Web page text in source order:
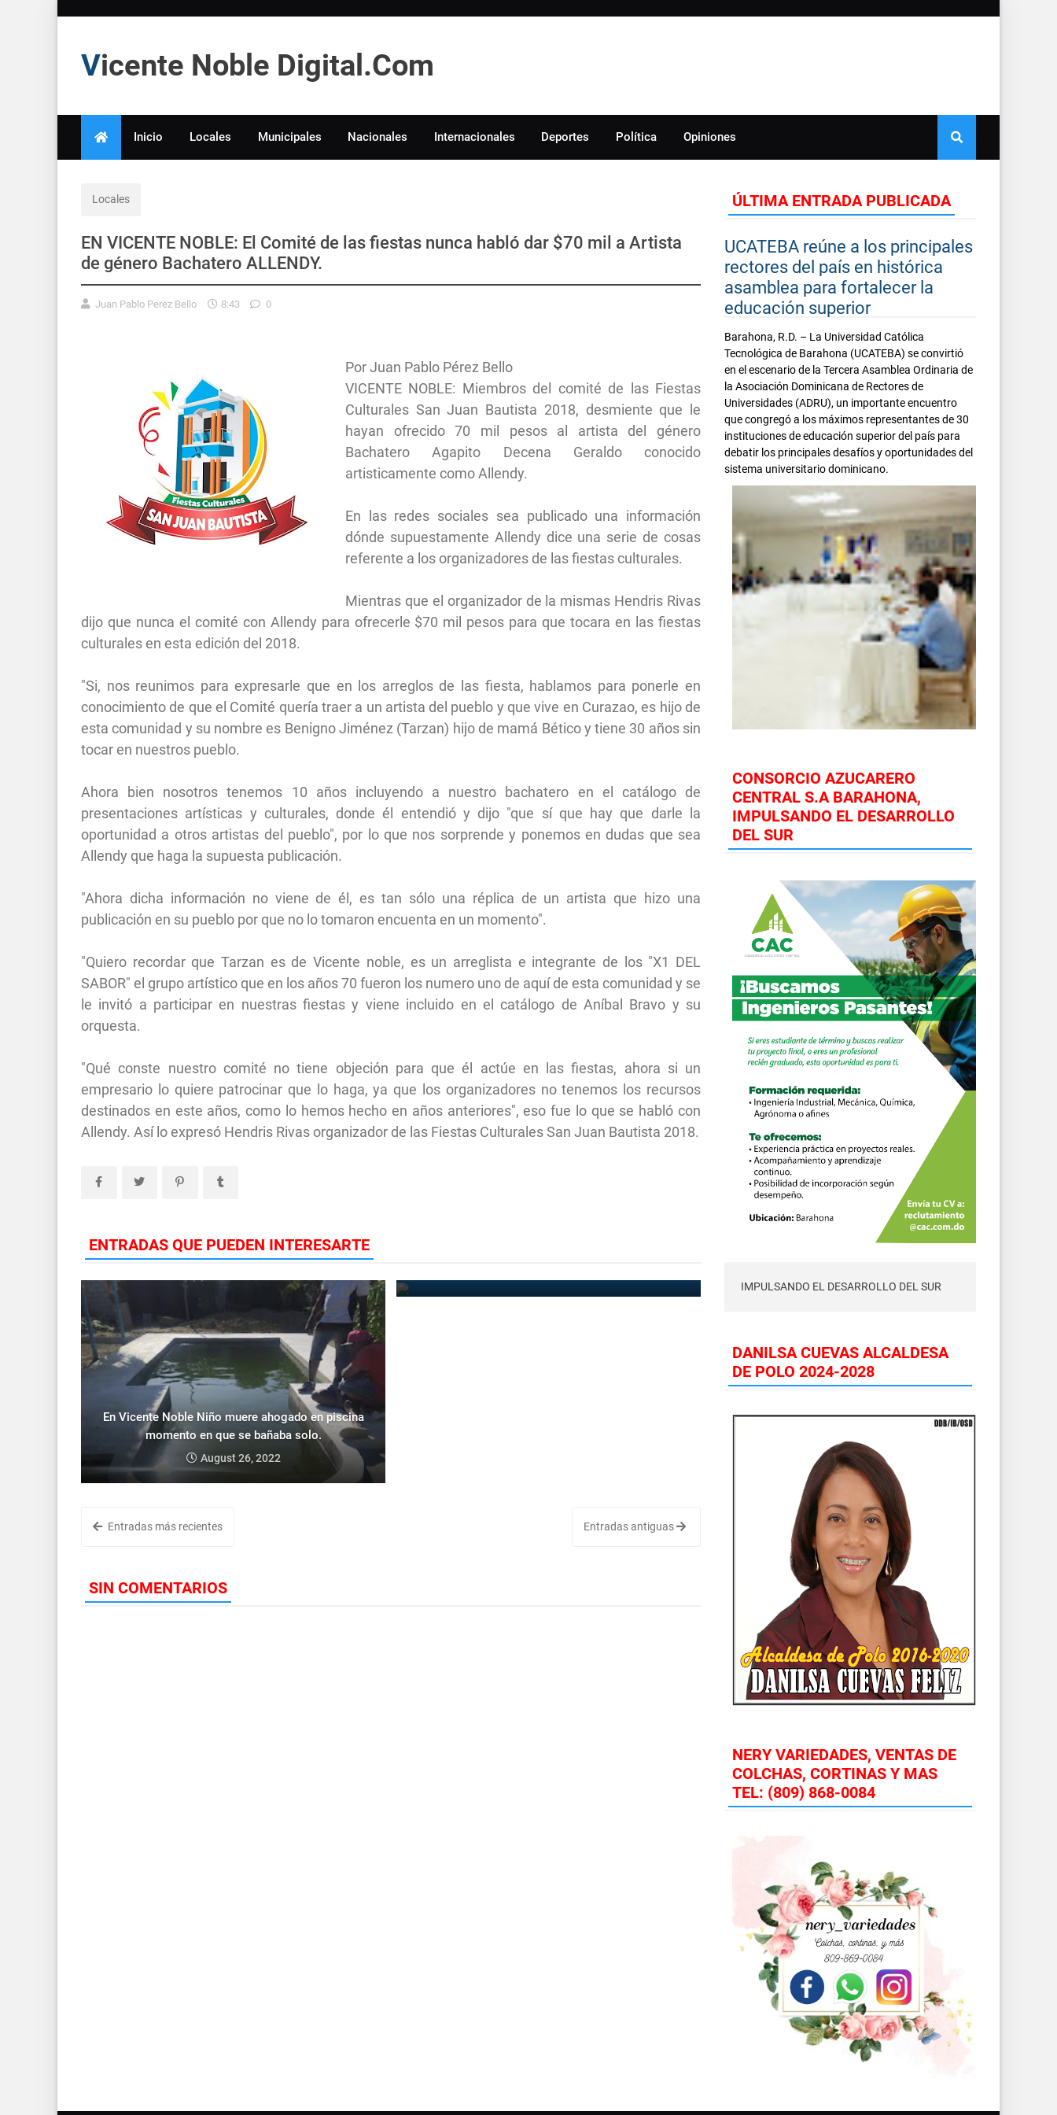
Vicente Noble Digital.Com
Inicio Locales Municipales Nacionales Internacionales Deportes Política Opiniones
Locales
EN VICENTE NOBLE: El Comité de las fiestas nunca habló dar $70 mil a Artista
de género Bachatero ALLENDY.
Juan Pablo Perez Bello 8:43 0
Por Juan Pablo Pérez Bello
VICENTE NOBLE: Miembros del comité de las Fiestas
Culturales San Juan Bautista 2018, desmiente que le
hayan ofrecido 70 mil pesos al artista del género
Bachatero Agapito Decena Geraldo conocido
artisticamente como Allendy.
En las redes sociales sea publicado una información
dónde supuestamente Allendy dice una serie de cosas
referente a los organizadores de las fiestas culturales.
Mientras que el organizador de la mismas Hendris Rivas
dijo que nunca el comité con Allendy para ofrecerle $70 mil pesos para que tocara en las fiestas
culturales en esta edición del 2018.
"Si, nos reunimos para expresarle que en los arreglos de las fiesta, hablamos para ponerle en
conocimiento de que el Comité quería traer a un artista del pueblo y que vive en Curazao, es hijo de
esta comunidad y su nombre es Benigno Jiménez (Tarzan) hijo de mamá Bético y tiene 30 años sin
tocar en nuestros pueblo.
Ahora bien nosotros tenemos 10 años incluyendo a nuestro bachatero en el catálogo de
presentaciones artísticas y culturales, donde él entendió y dijo "que sí que hay que darle la
oportunidad a otros artistas del pueblo", por lo que nos sorprende y ponemos en dudas que sea
Allendy que haga la supuesta publicación.
"Ahora dicha información no viene de él, es tan sólo una réplica de un artista que hizo una
publicación en su pueblo por que no lo tomaron encuenta en un momento".
"Quiero recordar que Tarzan es de Vicente noble, es un arreglista e integrante de los "X1 DEL
SABOR" el grupo artístico que en los años 70 fueron los numero uno de aquí de esta comunidad y se
le invitó a participar en nuestras fiestas y viene incluido en el catálogo de Aníbal Bravo y su
orquesta.
"Qué conste nuestro comité no tiene objeción para que él actúe en las fiestas, ahora si un
empresario lo quiere patrocinar que lo haga, ya que los organizadores no tenemos los recursos
destinados en este años, como lo hemos hecho en años anteriores", eso fue lo que se habló con
Allendy. Así lo expresó Hendris Rivas organizador de las Fiestas Culturales San Juan Bautista 2018.
ENTRADAS QUE PUEDEN INTERESARTE
En Vicente Noble Niño muere ahogado en piscina
momento en que se bañaba solo.
August 26, 2022
Entradas más recientes Entradas antiguas
SIN COMENTARIOS
ÚLTIMA ENTRADA PUBLICADA
UCATEBA reúne a los principales
rectores del país en histórica
asamblea para fortalecer la
educación superior
Barahona, R.D. – La Universidad Católica
Tecnológica de Barahona (UCATEBA) se convirtió
en el escenario de la Tercera Asamblea Ordinaria de
la Asociación Dominicana de Rectores de
Universidades (ADRU), un importante encuentro
que congregó a los máximos representantes de 30
instituciones de educación superior del país para
debatir los principales desafíos y oportunidades del
sistema universitario dominicano.
CONSORCIO AZUCARERO
CENTRAL S.A BARAHONA,
IMPULSANDO EL DESARROLLO
DEL SUR
IMPULSANDO EL DESARROLLO DEL SUR
DANILSA CUEVAS ALCALDESA
DE POLO 2024-2028
NERY VARIEDADES, VENTAS DE
COLCHAS, CORTINAS Y MAS
TEL: (809) 868-0084